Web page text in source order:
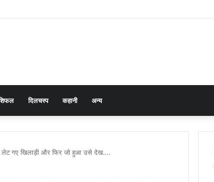
दिलचस्प कहानी अन्य
गए खिलाड़ी और फिर जो हुआ उसे देख….